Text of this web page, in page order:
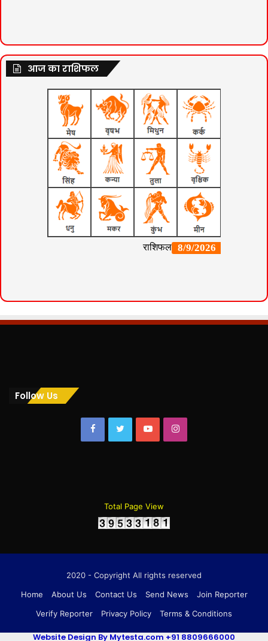
आज का राशिफल
Follow Us
FacebookTwitterYouTubeInstagram
Total Page View
2020 - Copyright All rights reserved
Home
About Us Contact Us Send News
Join Reporter
Verify Reporter
Privacy Policy Terms & Conditions
Website Design By Mytesta.com +91 8809666000